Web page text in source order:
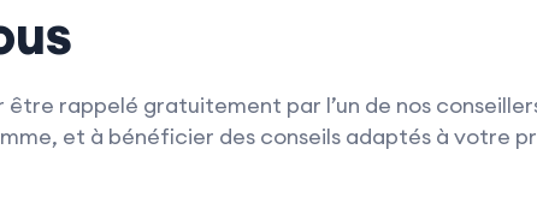
rappelé gratuitement par l’un de nos
et à bénéficier des conseils adaptés à votre